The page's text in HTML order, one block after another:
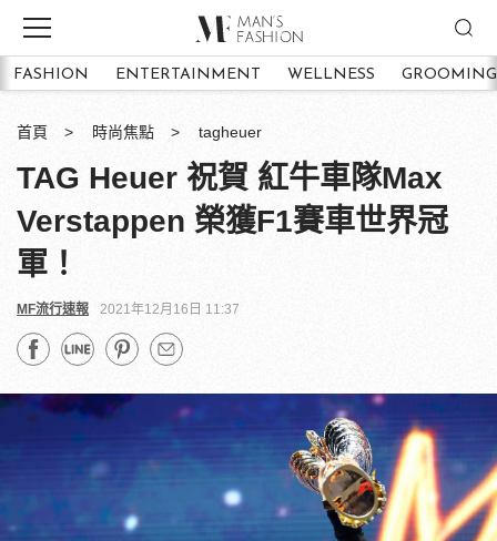
FASHION ENTERTAINMENT WELLNESS GROOMING
首頁 時尚焦點 tagheuer
TAG Heuer 祝賀 紅牛車隊Max
Verstappen 榮獲F1賽車世界冠
軍！
MF流行速報 2021年12月16日 11:37